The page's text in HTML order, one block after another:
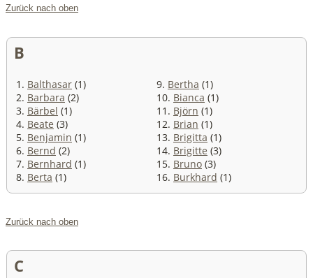
Zurück nach oben
B
1. Balthasar (1)
2. Barbara (2)
3. Bärbel (1)
4. Beate (3)
5. Benjamin (1)
6. Bernd (2)
7. Bernhard (1)
8. Berta (1)
9. Bertha (1)
10. Bianca (1)
11. Björn (1)
12. Brian (1)
13. Brigitta (1)
14. Brigitte (3)
15. Bruno (3)
16. Burkhard (1)
Zurück nach oben
C